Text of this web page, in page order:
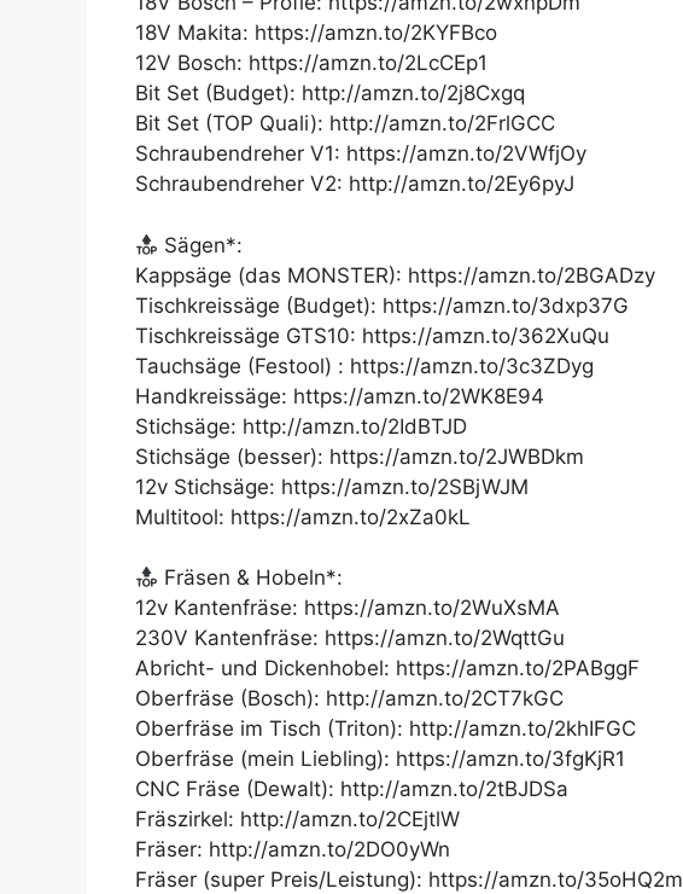
18V Makita: https://amzn.to/2KYFBco
12V Bosch: https://amzn.to/2LcCEp1
Bit Set (Budget): http://amzn.to/2j8Cxgq
Bit Set (TOP Quali): http://amzn.to/2FrlGCC
Schraubendreher V1: https://amzn.to/2VWfjOy
Schraubendreher V2: http://amzn.to/2Ey6pyJ
Sägen*:
Kappsäge (das MONSTER): https://amzn.to/2BGADzy
Tischkreissäge (Budget): https://amzn.to/3dxp37G
Tischkreissäge GTS10: https://amzn.to/362XuQu
Tauchsäge (Festool) : https://amzn.to/3c3ZDyg
Handkreissäge: https://amzn.to/2WK8E94
Stichsäge: http://amzn.to/2IdBTJD
Stichsäge (besser): https://amzn.to/2JWBDkm
12v Stichsäge: https://amzn.to/2SBjWJM
Multitool: https://amzn.to/2xZa0kL
Fräsen & Hobeln*:
12v Kantenfräse: https://amzn.to/2WuXsMA
230V Kantenfräse: https://amzn.to/2WqttGu
Abricht- und Dickenhobel: https://amzn.to/2PABggF
Oberfräse (Bosch): http://amzn.to/2CT7kGC
Oberfräse im Tisch (Triton): http://amzn.to/2khIFGC
Oberfräse (mein Liebling): https://amzn.to/3fgKjR1
CNC Fräse (Dewalt): http://amzn.to/2tBJDSa
Fräszirkel: http://amzn.to/2CEjtlW
Fräser: http://amzn.to/2DO0yWn
Fräser (super Preis/Leistung): https://amzn.to/35oHQ2m